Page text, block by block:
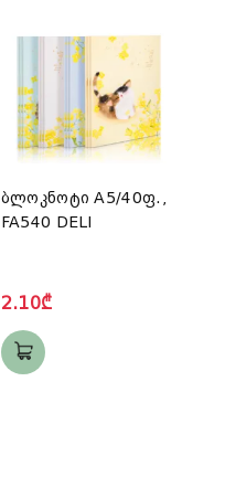
ბლოკნოტი A5/40ფ.,
FA540 DELI
2.10₾